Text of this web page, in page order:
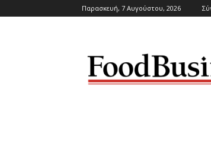
Παρασκευή, 7 Αυγούστου, 2026